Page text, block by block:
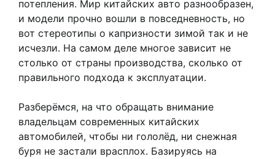
потепления. Мир китайских авто разнообразен,
и модели прочно вошли в повседневность, но
вот стереотипы о капризности зимой так и не
исчезли. На самом деле многое зависит не
столько от страны производства, сколько от
правильного подхода к эксплуатации.
Разберёмся, на что обращать внимание
владельцам современных китайских
автомобилей, чтобы ни гололёд, ни снежная
буря не застали врасплох. Базируясь на